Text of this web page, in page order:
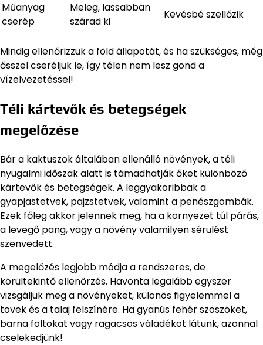
Műanyag
cserép
Meleg, lassabban
szárad ki
Kevésbé szellőzik
Mindig ellenőrizzük a föld állapotát, és ha szükséges, még
ősszel cseréljük le, így télen nem lesz gond a
vízelvezetéssel!
Téli kártevők és betegségek
megelőzése
Bár a kaktuszok általában ellenálló növények, a téli
nyugalmi időszak alatt is támadhatják őket különböző
kártevők és betegségek. A leggyakoribbak a
gyapjastetvek, pajzstetvek, valamint a penészgombák.
Ezek főleg akkor jelennek meg, ha a környezet túl párás,
a levegő pang, vagy a növény valamilyen sérülést
szenvedett.
A megelőzés legjobb módja a rendszeres, de
körültekintő ellenőrzés. Havonta legalább egyszer
vizsgáljuk meg a növényeket, különös figyelemmel a
tövek és a talaj felszínére. Ha gyanús fehér szöszöket,
barna foltokat vagy ragacsos váladékot látunk, azonnal
cselekedjünk!